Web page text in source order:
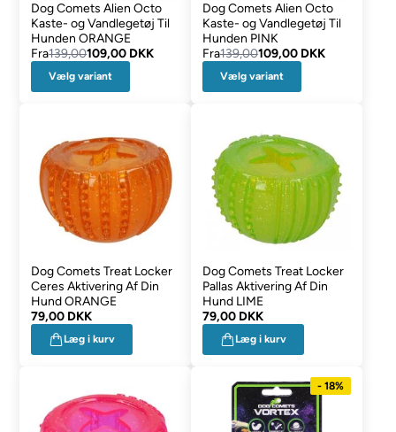
Dog Comets Alien Octo
Kaste- og Vandlegetøj Til
Hunden ORANGE
Fra139,00109,00 DKK
Vælg variant
Dog Comets Alien Octo
Kaste- og Vandlegetøj Til
Hunden PINK
Fra139,00109,00 DKK
Vælg variant
Dog Comets Treat Locker
Ceres Aktivering Af Din
Hund ORANGE
79,00 DKK
Læg i kurv
Dog Comets Treat Locker
Pallas Aktivering Af Din
Hund LIME
79,00 DKK
Læg i kurv
- 18%